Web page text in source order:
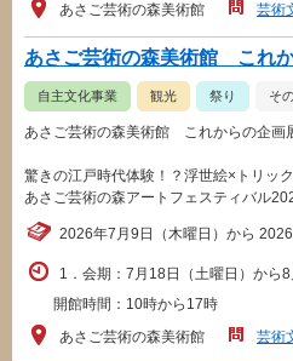
あさご芸術の森美術館
芸術
あさご芸術の森美術館 これ
自主文化事業 観光 祭り そ
あさご芸術の森美術館 これからの企画
驚きの江戸時代体験！？浮世絵×トリッ
あさご芸術の森アートフェスティバル
2026年7月9日（木曜日）から
1．会期：7月18日（土曜日）から8
開館時間：10時から17時
あさご芸術の森美術館
芸術